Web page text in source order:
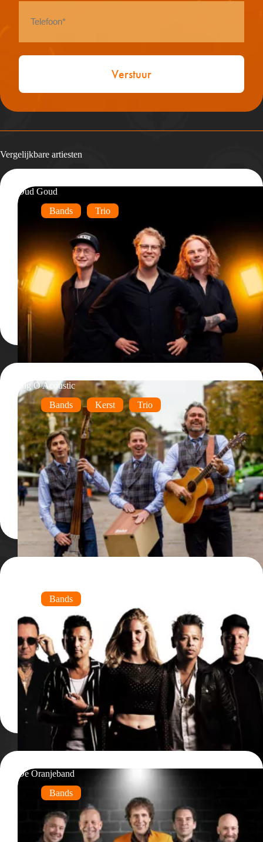
Vergelijkbare artiesten
Oud Goud
Bands
Trio
Big O Acoustic
Bands
Kerst Trio
Bands
De Oranjeband
Bands